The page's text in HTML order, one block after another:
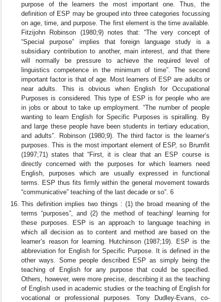
purpose of the learners the most important one. Thus, the
definition of ESP may be grouped into three categories focussing
on age, time, and purpose. The first element is the time available.
Fitzijohn Robinson (1980;9) notes that: “The very concept of
“Special purpose” implies that foreign language study is a
subsidiary contribution to another, main interest, and that there
will normally be pressure to achieve the required level of
linguistics competence in the minimum of time”. The second
important factor is that of age. Most learners of ESP are adults or
near adults. This is obvious when English for Occupational
Purposes is considered. This type of ESP is for people who are
in jobs or about to take up employment. “The number of people
wanting to learn English for Specific Purposes is spiralling. By
and large these people have been students in tertiary education,
and adults”. Robinson (1980;9). The third factor is the learner’s
purposes. This is the most important element of ESP, so Brumfit
(1997;71) states that “First, it is clear that an ESP course is
directly concerned with the purposes for which learners need
English, purposes which are usually expressed in functional
terms. ESP thus fits firmly within the general movement towards
“communicative” teaching of the last decade or so”. 6
This definition implies two things : (1) the broad meaning of the
terms “purposes”, and (2) the method of teaching/ learning for
these purposes. ESP is an approach to language teaching in
which all decision as to content and method are based on the
learner’s reason for learning. Hutchinson (1987;19). ESP is the
abbreviation for English for Specific Purpose. It is defined in the
other ways. Some people described ESP as simply being the
teaching of English for any purpose that could be specified.
Others, however, were more precise, describing it as the teaching
of English used in academic studies or the teaching of English for
vocational or professional purposes. Tony Dudley-Evans, co-